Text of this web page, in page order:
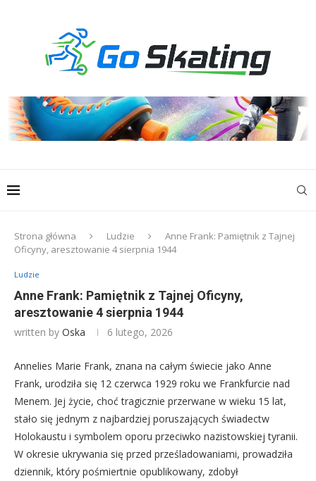
Strona główna Ludzie
Anne Frank: Pamiętnik z Tajnej
Oficyny, aresztowanie 4 sierpnia 1944
Ludzie
Anne Frank: Pamiętnik z Tajnej Oficyny,
aresztowanie 4 sierpnia 1944
written by Oska 6 lutego, 2026
Annelies Marie Frank, znana na całym świecie jako Anne
Frank, urodziła się 12 czerwca 1929 roku we Frankfurcie nad
Menem. Jej życie, choć tragicznie przerwane w wieku 15 lat,
stało się jednym z najbardziej poruszających świadectw
Holokaustu i symbolem oporu przeciwko nazistowskiej tyranii.
W okresie ukrywania się przed prześladowaniami, prowadziła
dziennik, który pośmiertnie opublikowany, zdobył